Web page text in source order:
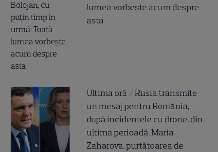
lumea vorbește acum despre
asta
Ultima oră / Rusia transmite
un mesaj pentru România,
după incidentele cu drone, din
ultima perioadă. Maria
Zaharova, purtătoarea de